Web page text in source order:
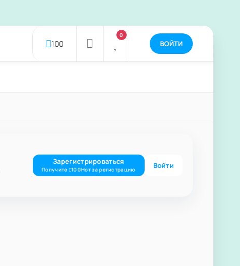
100
0
ВОЙТИ
Зарегистрироваться
Получите 100Нотза регистрацию Войти